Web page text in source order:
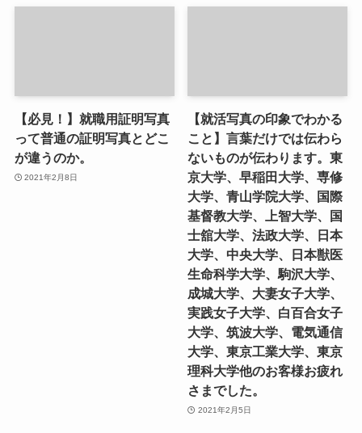
【必見！】就職用証明写真
って普通の証明写真とどこ
が違うのか。
2021年2月8日
【就活写真の印象でわかる
こと】言葉だけでは伝わら
ないものが伝わります。東
京大学、早稲田大学、専修
大学、青山学院大学、国際
基督教大学、上智大学、国
士舘大学、法政大学、日本
大学、中央大学、日本獣医
生命科学大学、駒沢大学、
成城大学、大妻女子大学、
実践女子大学、白百合女子
大学、筑波大学、電気通信
大学、東京工業大学、東京
理科大学他のお客様お疲れ
さまでした。
2021年2月5日